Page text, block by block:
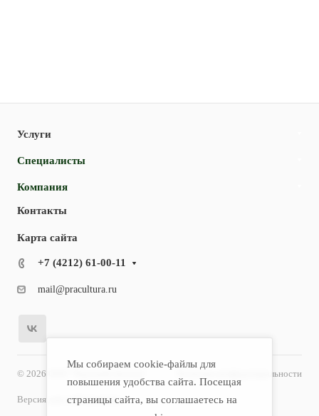
Услуги
Специалисты
Компания
Контакты
Карта сайта
+7 (4212) 61-00-11
mail@pracultura.ru
© 2026 ООО "Хороший Доктор" Политика конфиденциальности
Версия для слабовидящих
Мы собираем cookie-файлы для
повышения удобства сайта. Посещая
страницы сайта, вы соглашаетесь на